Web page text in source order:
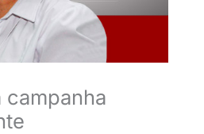
campanha